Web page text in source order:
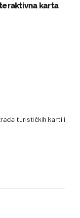
karta
turističkih karti i